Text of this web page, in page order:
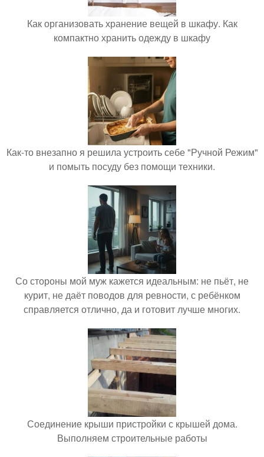
Как организовать хранение вещей в шкафу. Как
компактно хранить одежду в шкафу
Как-то внезапно я решила устроить себе "Ручной Режим"
и помыть посуду без помощи техники.
Со стороны мой муж кажется идеальным: не пьёт, не
курит, не даёт поводов для ревности, с ребёнком
справляется отлично, да и готовит лучше многих.
Соединение крыши пристройки с крышей дома.
Выполняем строительные работы